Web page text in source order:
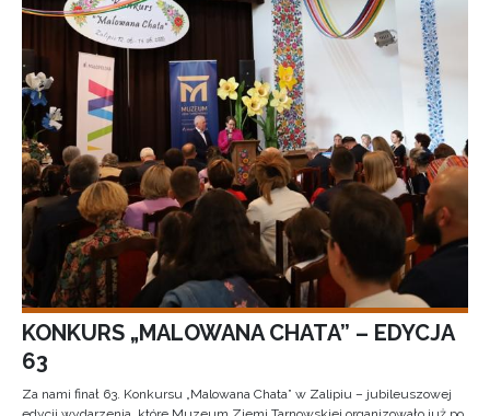
KONKURS „MALOWANA CHATA” – EDYCJA
63
Za nami finał 63. Konkursu „Malowana Chata” w Zalipiu – jubileuszowej